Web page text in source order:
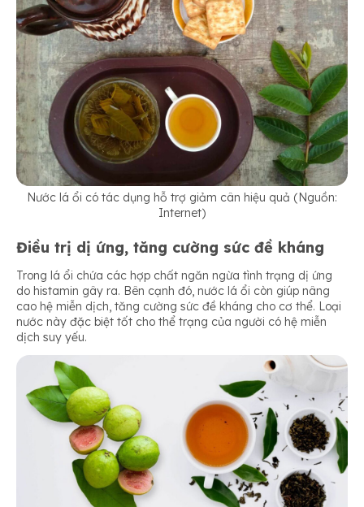
Nước lá ổi có tác dụng hỗ trợ giảm cân hiệu quả (Nguồn:
Internet)
Điều trị dị ứng, tăng cường sức đề kháng
Trong lá ổi chứa các hợp chất ngăn ngừa tình trạng dị ứng
do histamin gây ra. Bên cạnh đó, nước lá ổi còn giúp nâng
cao hệ miễn dịch, tăng cường sức đề kháng cho cơ thể. Loại
nước này đặc biệt tốt cho thể trạng của người có hệ miễn
dịch suy yếu.